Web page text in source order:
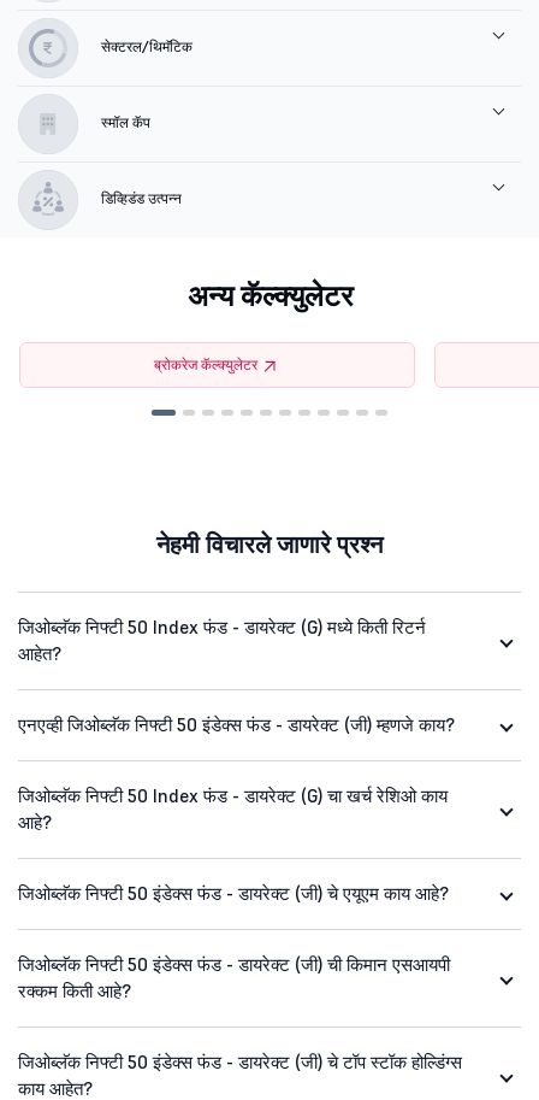
सेक्टरल/थिमॅटिक
स्मॉल कॅप
डिव्हिडंड उत्पन्न
अन्य कॅल्क्युलेटर
ब्रोकरेज कॅल्क्युलेटर
नेहमी विचारले जाणारे प्रश्न
जिओब्लॅक निफ्टी 50 Index फंड - डायरेक्ट (G) मध्ये किती रिटर्न
आहेत?
एनएव्ही जिओब्लॅक निफ्टी 50 इंडेक्स फंड - डायरेक्ट (जी) म्हणजे काय?
जिओब्लॅक निफ्टी 50 Index फंड - डायरेक्ट (G) चा खर्च रेशिओ काय
आहे?
जिओब्लॅक निफ्टी 50 इंडेक्स फंड - डायरेक्ट (जी) चे एयूएम काय आहे?
जिओब्लॅक निफ्टी 50 इंडेक्स फंड - डायरेक्ट (जी) ची किमान एसआयपी
रक्कम किती आहे?
जिओब्लॅक निफ्टी 50 इंडेक्स फंड - डायरेक्ट (जी) चे टॉप स्टॉक होल्डिंग्स
काय आहेत?